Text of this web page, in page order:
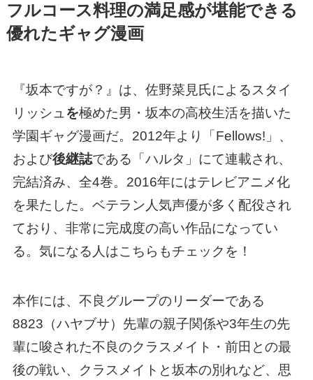
フルコース料理の満足感が堪能できる
優れたギャグ漫画
『坂本ですが？』は、佐野菜見氏によるスタイ
リッシュを極めた男・坂本の高校生活を描いた
学園ギャグ漫画だ。2012年より「Fellows!」、
および後継誌である「ハルタ」にて連載され、
完結済み、全4巻。2016年にはテレビアニメ化
を果たした。ベテラン人気声優が多く配役され
ており、非常に完成度の高い作品になってい
る。気になる人はこちらもチェックを！
本作には、不良グループのリーダーである
8823（ハヤブサ）先輩の親子関係や3年生の先
輩に唆された不良のクラスメイト・前田との最
後の戦い、クラスメイトと坂本の別れなど、思